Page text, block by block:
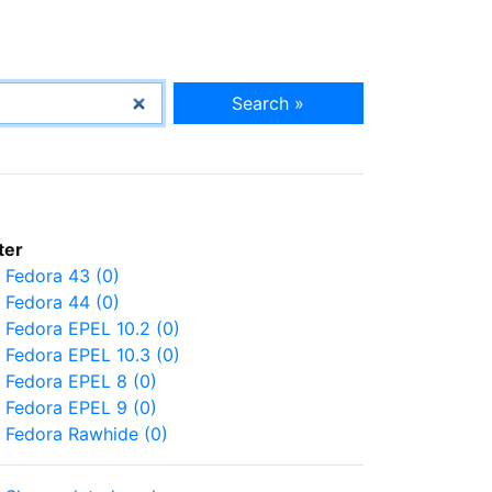
Search »
Fedora 43 (0)
Fedora 44 (0)
Fedora EPEL 10.2 (0)
Fedora EPEL 10.3 (0)
Fedora EPEL 8 (0)
Fedora EPEL 9 (0)
Fedora Rawhide (0)